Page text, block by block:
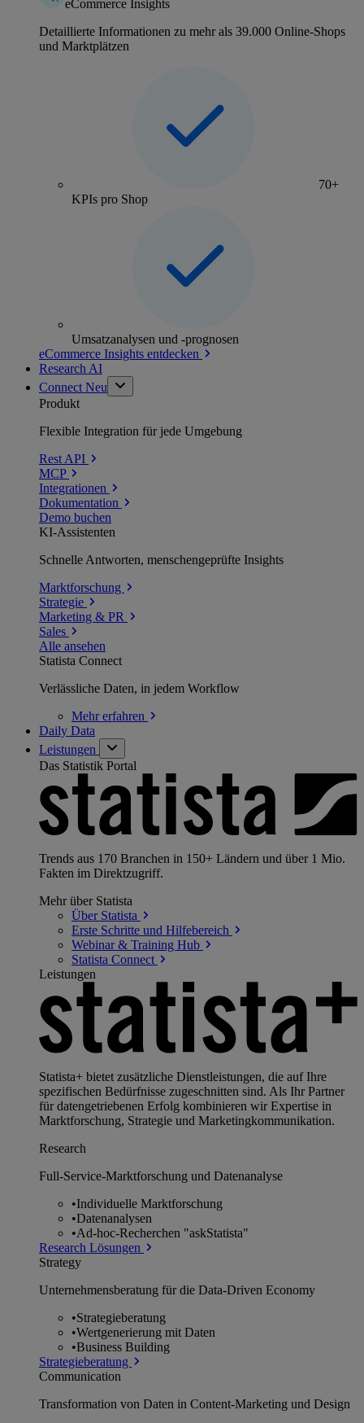
eCommerce Insights
Detaillierte Informationen zu mehr als 39.000 Online-Shops
und Marktplätzen
70+
KPIs pro Shop
Umsatzanalysen und -prognosen
eCommerce Insights entdecken
Research AI
Connect Neu
Produkt
Flexible Integration für jede Umgebung
Rest API
MCP
Integrationen
Dokumentation
Demo buchen
KI-Assistenten
Schnelle Antworten, menschengeprüfte Insights
Marktforschung
Strategie
Marketing & PR
Sales
Alle ansehen
Statista Connect
Verlässliche Daten, in jedem Workflow
Mehrerfahren
Daily Data
Leistungen
Das Statistik Portal
Trends aus 170 Branchen in 150+ Ländern und über 1 Mio.
Fakten im Direktzugriff.
Mehr über Statista
Über Statista
Erste Schritte und Hilfebereich
Webinar & Training Hub
Statista Connect
Leistungen
Statista+ bietet zusätzliche Dienstleistungen, die auf Ihre
spezifischen Bedürfnisse zugeschnitten sind. Als Ihr Partner
für datengetriebenen Erfolg kombinieren wir Expertise in
Marktforschung, Strategie und Marketingkommunikation.
Research
Full-Service-Marktforschung und Datenanalyse
•Individuelle Marktforschung
•Datenanalysen
•Ad-hoc-Recherchen "askStatista"
Research Lösungen
Strategy
Unternehmens­beratung für die Data-Driven Economy
•Strategieberatung
•Wertgenerierung mit Daten
•Business Building
Strategieberatung
Communication
Transformation von Daten in Content-Marketing und Design